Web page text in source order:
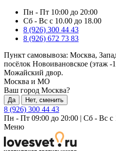
Пн - Пт 10:00 до 20:00
Сб - Вс с 10.00 до 18.00
8 (926) 300 44 43
8 (926) 672 73 83
Пункт самовывоза: Москва,
посёлок Новоивановское (этаж
Можайский двор.
Москва и МО
Ваш город Москва?
Да Нет, сменить
8 (926) 300 44 43
Пн - Пт 09:00 до 20:00 | Сб - Вс с
Меню